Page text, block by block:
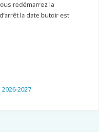
redémarrez la
la date butoir est
2027